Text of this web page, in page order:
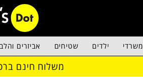
ילדים שטיחים אביזרים
משלוח חינם